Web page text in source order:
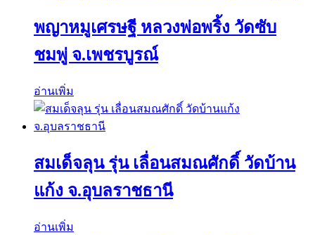
พญาหมูเศรษฐี หลวงพ่อพริ้ง วัดซับ
ชมพู่ จ.เพชรบูรณ์
อ่านเพิ่ม
สมเด็จลุน รุ่น เลื่อนสมณศักดิ์ วัดบ้าน
แก้ง จ.อุบลราชธานี
อ่านเพิ่ม